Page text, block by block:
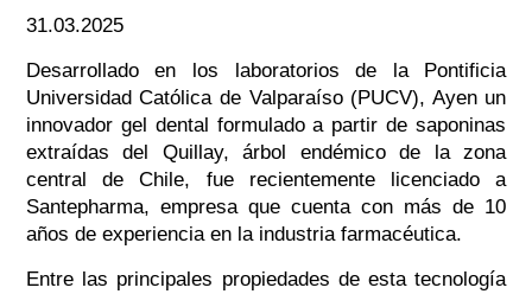
31.03.2025
Desarrollado en los laboratorios de la Pontificia
Universidad Católica de Valparaíso (PUCV), Ayen un
innovador gel dental formulado a partir de saponinas
extraídas del Quillay, árbol endémico de la zona
central de Chile, fue recientemente licenciado a
Santepharma, empresa que cuenta con más de 10
años de experiencia en la industria farmacéutica.
Entre las principales propiedades de esta tecnología